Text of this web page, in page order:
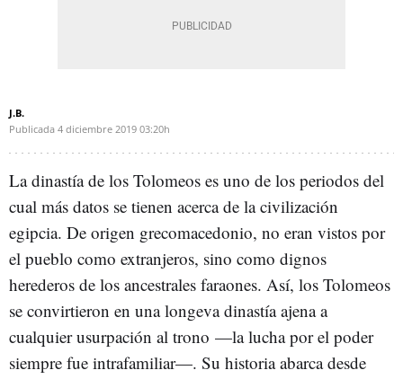
J.B.
Publicada 4 diciembre 2019 03:20h
La dinastía de los Tolomeos es uno de los periodos del
cual más datos se tienen acerca de la civilización
egipcia. De origen grecomacedonio, no eran vistos por
el pueblo como extranjeros, sino como dignos
herederos de los ancestrales faraones. Así, los Tolomeos
se convirtieron en una longeva dinastía ajena a
cualquier usurpación al trono —la lucha por el poder
siempre fue intrafamiliar—. Su historia abarca desde